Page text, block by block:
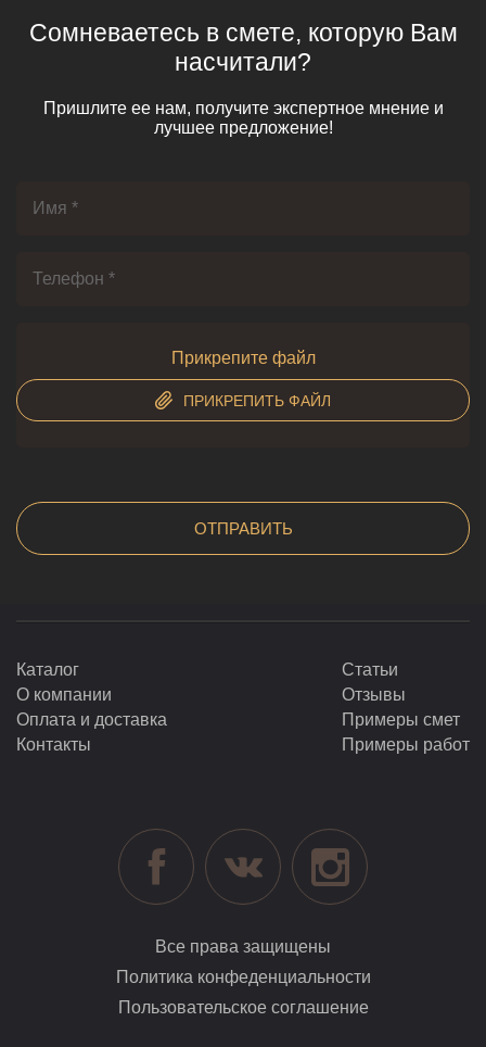
Сомневаетесь в смете, которую Вам
насчитали?
Пришлите ее нам, получите экспертное мнение и
лучшее предложение!
Прикрепите файл
ПРИКРЕПИТЬ ФАЙЛ
Каталог
О компании
Оплата и доставка
Контакты
Статьи
Отзывы
Примеры смет
Примеры работ
Все права защищены
Политика конфеденциальности
Пользовательское соглашение